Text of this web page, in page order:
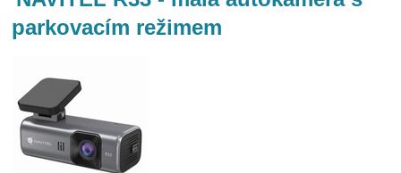
parkovacím režimem